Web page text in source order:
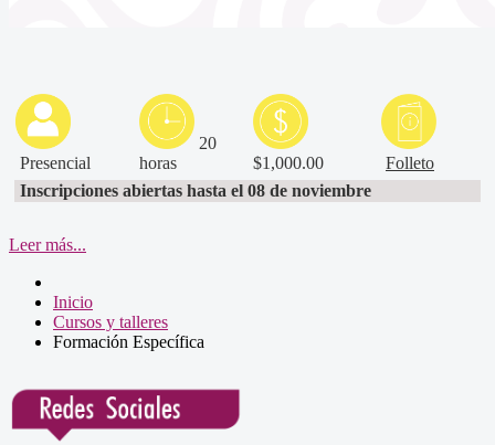
Presencial
20
horas
$1,000.00
Folleto
Inscripciones abiertas hasta el 08 de noviembre
Leer más...
Inicio
Cursos y talleres
Formación Específica